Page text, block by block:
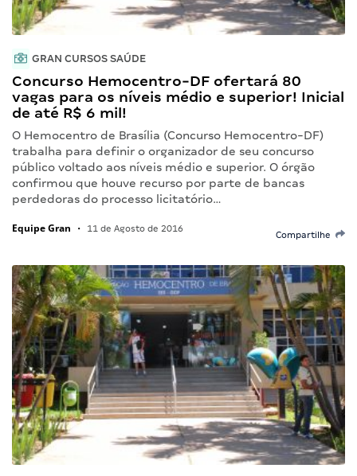
GRAN CURSOS SAÚDE
Concurso Hemocentro-DF ofertará 80
vagas para os níveis médio e superior! Inicial
de até R$ 6 mil!
O Hemocentro de Brasília (Concurso Hemocentro-DF)
trabalha para definir o organizador de seu concurso
público voltado aos níveis médio e superior. O órgão
confirmou que houve recurso por parte de bancas
perdedoras do processo licitatório…
Equipe Gran • 11 de Agosto de 2016
Compartilhe